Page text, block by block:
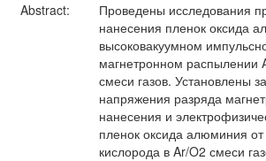
Abstract:
Проведены исследования
нанесения пленок оксида
высоковакуумном
магнетронном распылении
смеси газов. Установлены
напряжения разряда
нанесения и
пленок оксида алюминия
кислорода в Ar/O2 смеси